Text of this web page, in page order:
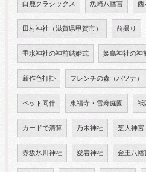
白鹿クラシックス 魚崎八幡宮 西
田村神社（滋賀県甲賀市） 前撮り
垂水神社の神前結婚式 姫島神社の神
新作色打掛 フレンチの森（パソナ）
ペット同伴 東福寺・雪舟庭園 祇
カードで清算 乃木神社 芝大神宮
赤坂氷川神社 愛宕神社 金王八幡